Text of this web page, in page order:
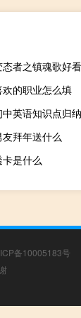
态者之镇魂歌好
欢的职业怎么填
中英语知识点归
友拜年送什么
卡是什么
备10005183号